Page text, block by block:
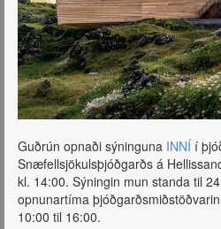
Guðrún opnaði sýninguna INNÍ í
Snæfellsjökulsþjóðgarðs á
kl. 14:00. Sýningin mun standa til
opnunartíma
10:00 til 16:00.